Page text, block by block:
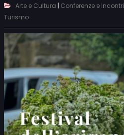
Arte e Cultura | Conferenze e Incontri
Turismo